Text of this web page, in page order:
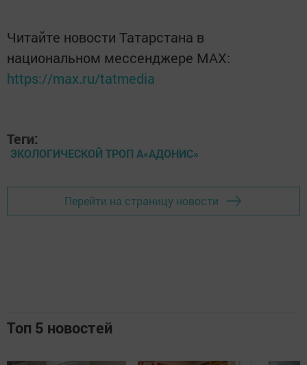
Читайте новости Татарстана в
национальном мессенджере MАХ:
https://max.ru/tatmedia
Теги:
ЭКОЛОГИЧЕСКОЙ ТРОП А«АДОНИС»
Перейти на страницу новости
Топ 5 новостей